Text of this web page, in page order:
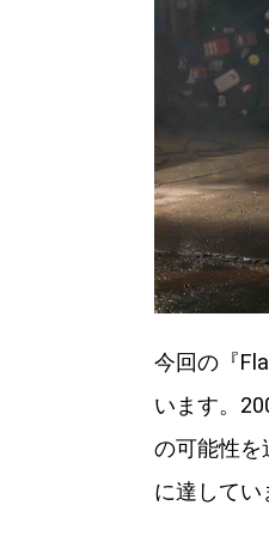
今回の『
います。
の可能性
に達して